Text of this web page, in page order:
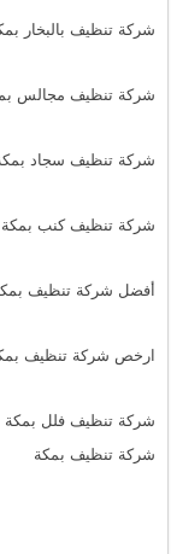
شركة تنظيف بالبخار
شركة تنظيف مجالس
شركة تنظيف سجاد
شركة تنظيف كنب بمكة
أفضل شركة تنظيف
ارخص شركة تنظيف
شركة تنظيف فلل بمكة
شركة تنظيف بمكة